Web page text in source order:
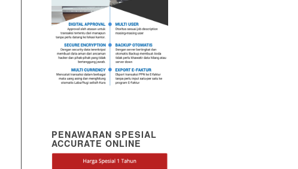
PENAWARAN SPESIAL
ACCURATE ONLINE